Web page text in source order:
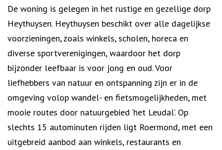
De woning is gelegen in het rustige en gezellige dorp
Heythuysen. Heythuysen beschikt over alle dagelijkse
voorzieningen, zoals winkels, scholen, horeca en
diverse sportverenigingen, waardoor het dorp
bijzonder leefbaar is voor jong en oud. Voor
liefhebbers van natuur en ontspanning zijn er in de
omgeving volop wandel- en fietsmogelijkheden, met
mooie routes door natuurgebied ‘het Leudal’. Op
slechts 15 autominuten rijden ligt Roermond, met een
uitgebreid aanbod aan winkels, restaurants en